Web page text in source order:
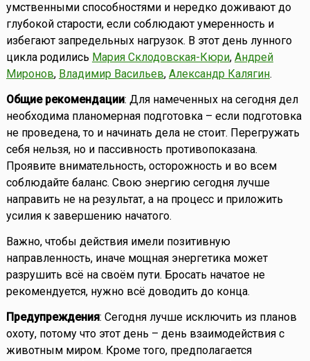
умственными способностями и нередко доживают до
глубокой старости, если соблюдают умеренность и
избегают запредельных нагрузок. В этот день лунного
цикла родились Мария Склодовская-Кюри, Андрей
Миронов, Владимир Васильев, Александр Калягин.
Общие рекомендации: Для намеченных на сегодня дел
необходима планомерная подготовка – если подготовка
не проведена, то и начинать дела не стоит. Перегружать
себя нельзя, но и пассивность противопоказана.
Проявите внимательность, осторожность и во всем
соблюдайте баланс. Свою энергию сегодня лучше
направить не на результат, а на процесс и приложить
усилия к завершению начатого.
Важно, чтобы действия имели позитивную
направленность, иначе мощная энергетика может
разрушить всё на своём пути. Бросать начатое не
рекомендуется, нужно всё доводить до конца.
Предупреждения: Сегодня лучше исключить из планов
охоту, потому что этот день – день взаимодействия с
животным миром. Кроме того, предполагается